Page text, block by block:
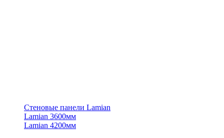
Стеновые панели Lamian
Lamian 3600мм
Lamian 4200мм